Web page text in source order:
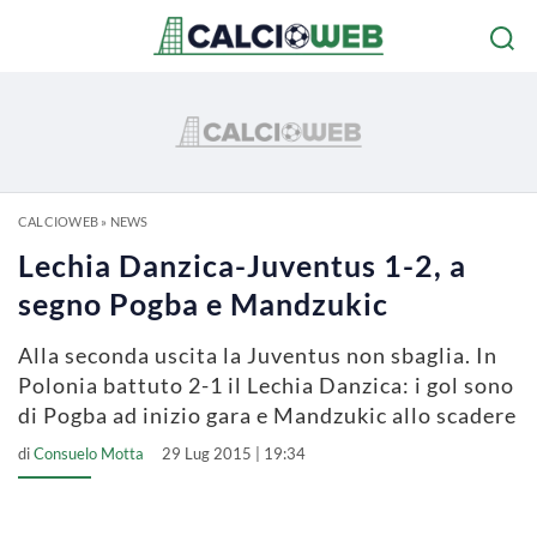
CALCIOWEB» NEWS
Lechia Danzica-Juventus 1-2, a
segno Pogba e Mandzukic
Alla seconda uscita la Juventus non sbaglia. In
Polonia battuto 2-1 il Lechia Danzica: i gol sono
di Pogba ad inizio gara e Mandzukic allo scadere
diConsuelo Motta 29 Lug 2015 | 19:34